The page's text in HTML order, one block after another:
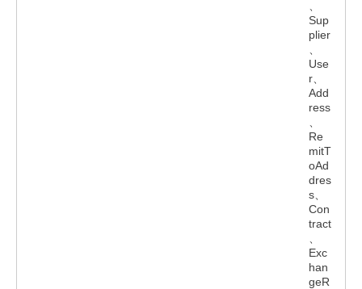
Sup
plier
Use
r、
Add
ress
Re
mitT
oAd
dres
s、
Con
tract
Exc
han
geR